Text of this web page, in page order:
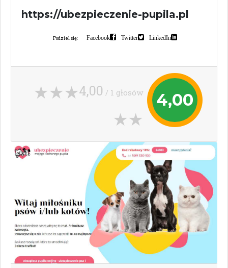
https://ubezpieczenie-pupila.pl
Podziel się: Facebook Twitter LinkedIn
4,00
4,00 / 1 głosów